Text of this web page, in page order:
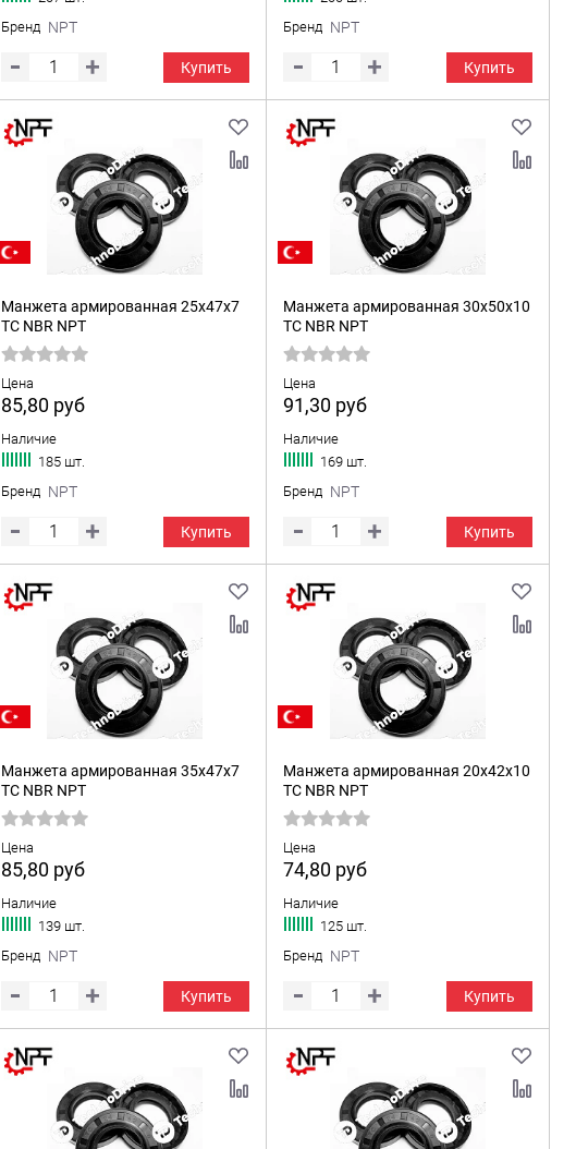
Бренд NPT
Купить
Бренд NPT
Купить
Манжета армированная 25x47x7
TC NBR NPT
Цена
85,80 руб
Наличие
185 шт.
Бренд NPT
Купить
Манжета армированная 30x50x10
TC NBR NPT
Цена
91,30 руб
Наличие
169 шт.
Бренд NPT
Купить
Манжета армированная 35x47x7
TC NBR NPT
Цена
85,80 руб
Наличие
139 шт.
Бренд NPT
Купить
Манжета армированная 20x42x10
TC NBR NPT
Цена
74,80 руб
Наличие
125 шт.
Бренд NPT
Купить